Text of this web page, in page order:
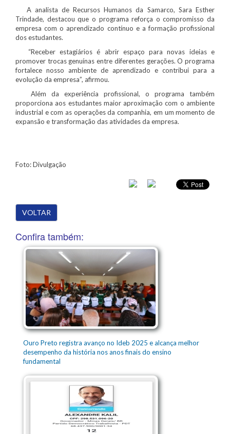
A analista de Recursos Humanos da Samarco, Sara Esther
Trindade, destacou que o programa reforça o compromisso da
empresa com o aprendizado contínuo e a formação profissional
dos estudantes.
“Receber estagiários é abrir espaço para novas ideias e
promover trocas genuínas entre diferentes gerações. O programa
fortalece nosso ambiente de aprendizado e contribui para a
evolução da empresa”, afirmou.
Além da experiência profissional, o programa também
proporciona aos estudantes maior aproximação com o ambiente
industrial e com as operações da companhia, em um momento de
expansão e transformação das atividades da empresa.
Foto: Divulgação
VOLTAR
Confira também:
Ouro Preto registra avanço no Ideb 2025 e alcança melhor
desempenho da história nos anos finais do ensino
fundamental